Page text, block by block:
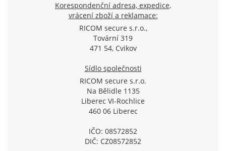
Korespondenční adresa, expedice,
vrácení zboží a reklamace:
RICOM secure s.r.o.,
Tovární 319
471 54, Cvikov
Sídlo společnosti
RICOM secure s.r.o.
Na Bělidle 1135
Liberec VI-Rochlice
460 06 Liberec
IČO: 08572852
DIČ: CZ08572852